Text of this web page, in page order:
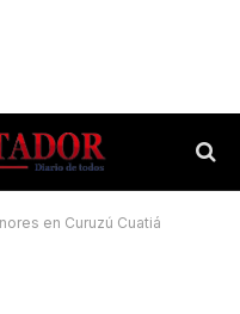
en Curuzú Cuatiá